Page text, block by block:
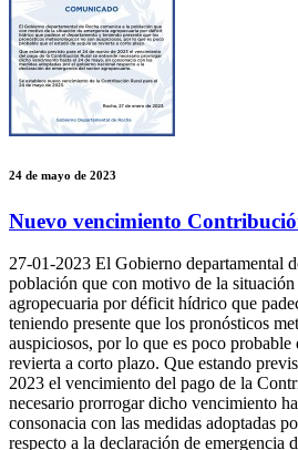
24 de mayo de 2023
Nuevo vencimiento
27-01-2023 El Gobierno departamental
población que con motivo de la situación
agropecuaria por déficit hídrico que
teniendo presente que los pronósticos
auspiciosos, por lo que es poco probable
revierta a corto plazo. Que estando
2023 el vencimiento del pago de la
necesario prorrogar dicho vencimiento
consonacia con las medidas adoptadas
respecto a la declaración de emergencia